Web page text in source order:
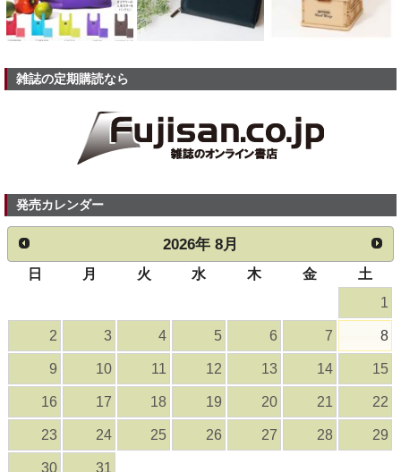
雑誌の定期購読なら
発売カレンダー
2026年 8月
日 月 火 水 木 金
土
1
2 3 4 5 6 7 8
9 10 11 12 13 14 15
16 17 18 19 20 21 22
23 24 25 26 27 28 29
30 31